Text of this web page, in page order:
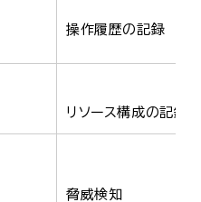
操作履歴の記録
リソース構成の記録・
脅威検知